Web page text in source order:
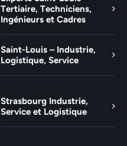
Tertiaire, Techniciens,
Ingénieurs et Cadres
Saint-Louis – Industrie,
Logistique, Service
Strasbourg Industrie,
Service et Logistique